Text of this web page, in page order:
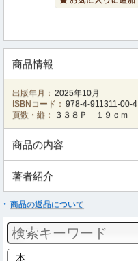
商品情報
出版年月： 2025年10月
ISBNコード： 978-4-911311-00-4
頁数・縦：
３３８Ｐ １９ｃｍ
商品の内容
著者紹介
商品の返品について